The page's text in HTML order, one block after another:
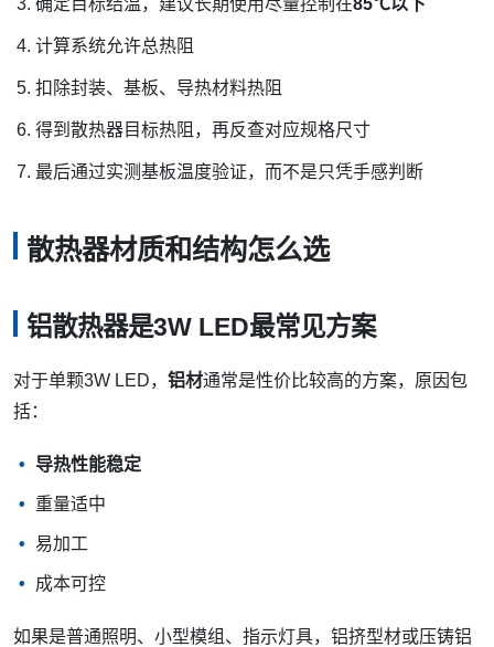
计算系统允许总热阻
扣除封装、基板、导热材料热阻
得到散热器目标热阻，再反查对应规格尺寸
最后通过实测基板温度验证，而不是只凭手感判断
散热器材质和结构怎么选
铝散热器是3W LED最常见方案
对于单颗3W LED， 铝材通常是性价比较高的方案，原因包
括：
导热性能稳定
重量适中
易加工
成本可控
如果是普通照明、小型模组、指示灯具，铝挤型材或压铸铝